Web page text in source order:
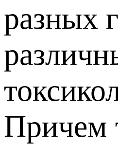
разных
Причем